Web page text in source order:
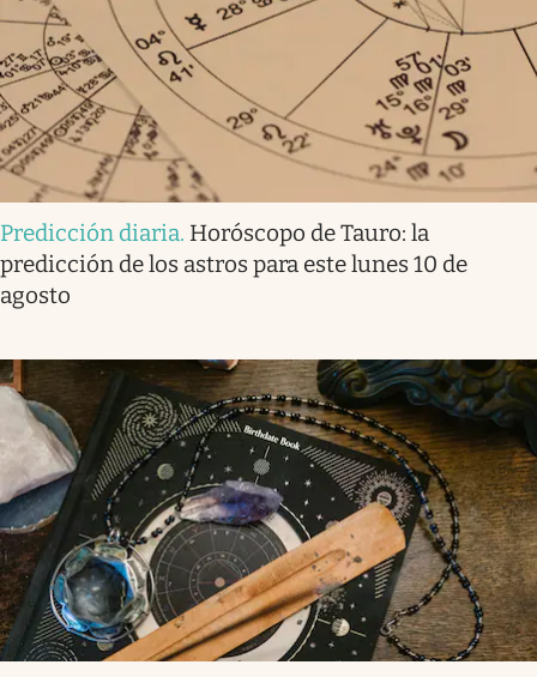
Predicción diaria. Horóscopo de Tauro: la
predicción de los astros para este lunes 10 de
agosto